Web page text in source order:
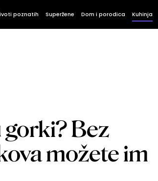
poznatih Superžene Dom i porodica Kuhinja
gorki? Bez
možete im